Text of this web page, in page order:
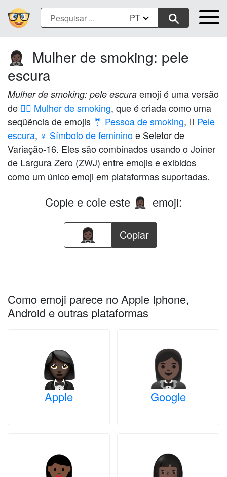
PT
🤵🏿‍♀️
Mulher de smoking: pele
escura
Mulher de smoking: pele escura emoji é uma versão
de 🤵‍♀️ Mulher de smoking, que é criada como uma
seqüência de emojis 🤵 Pessoa de smoking, 🏿 Pele
escura, ♀️ Símbolo de femininoe Seletor de
Variação-16. Eles são combinados usando o Joiner
de Largura Zero (ZWJ) entre emojis e exibidos
como um único emoji em plataformas suportadas.
Copie e cole este 🤵🏿‍♀️ emoji:
Copiar
Como emoji parece no Apple Iphone,
Android e outras plataformas
Apple Google